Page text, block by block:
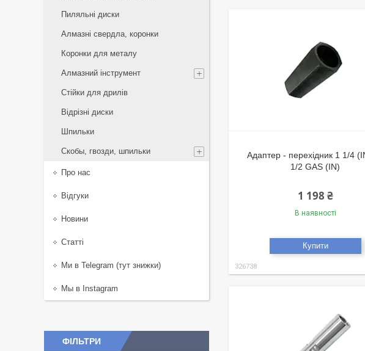
Адаптер - перехідник 1 1/4
1/2 GAS (IN)
1 198 ₴
В наявності
Купити
326738
Пиляльні диски
Алмазні свердла, коронки
Коронки для металу
Алмазний інструмент
Стійки для дрилів
Відрізні диски
Шпильки
Скобы, гвозди, шпильки
Про нас
Відгуки
Новини
Статті
Ми в Telegram (тут знижки)
Мы в Instagram
ФІЛЬТРИ